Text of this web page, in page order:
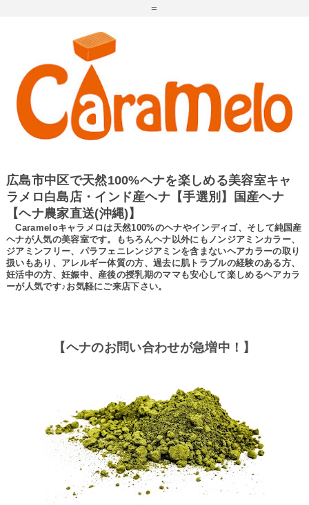
=
広島市中区で天然100%ヘナを楽しめる美容室キャ
ラメロ白島店・インド産ヘナ【手選別】国産ヘナ
【ヘナ農家直送(沖縄)】
Carameloキャラメロは天然100%のヘナやインディゴ、そして純国産
ヘナが人気の美容室です。もちろんヘナ以外にもノンジアミンカラー、
ジアミンフリー、パラフェニレンジアミンを含まないヘアカラーの取り
扱いもあり、アレルギー体質の方、過去に肌トラブルの経験のある方、
妊活中の方、妊娠中、産後の授乳期のママも安心して楽しめるヘアカラ
ーが人気です♪お気軽にご来店下さい。
【ヘナのお問い合わせが急増中！】